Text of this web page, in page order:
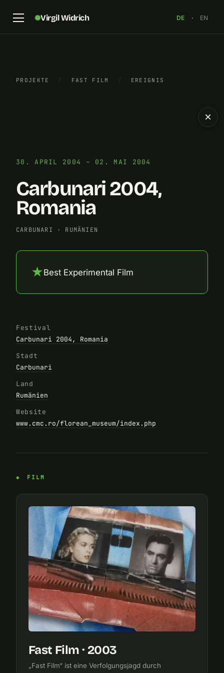
Virgil Widrich DE · EN
PROJEKTE / FAST FILM / EREIGNIS
30. APRIL 2004 – 02. MAI 2004
Carbunari 2004,
Romania
CARBUNARI · RUMÄNIEN
★Best Experimental Film
Festival
Carbunari 2004, Romania
Stadt
Carbunari
Land
Rumänien
Website
www.cmc.ro/florean_museum/index.php
FILM
Fast Film · 2003
„Fast Film“ ist eine Verfolgungsjagd durch
×